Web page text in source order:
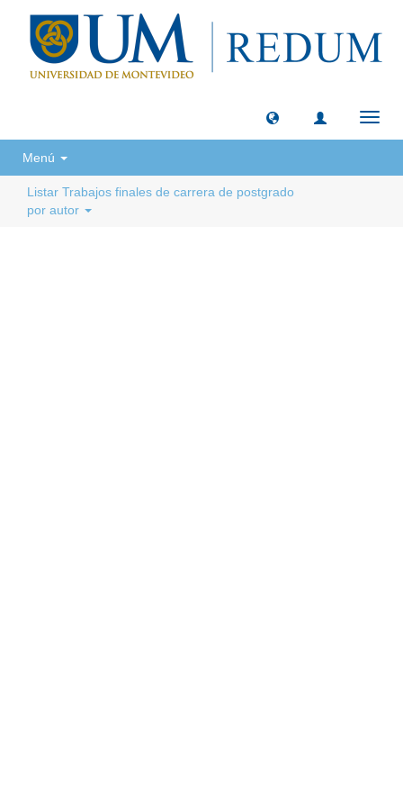
Menú
Listar Trabajos finales de carrera de postgrado
por autor